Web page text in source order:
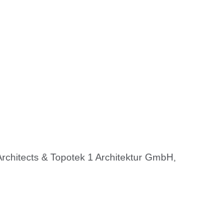
& Topotek 1 Architektur GmbH,